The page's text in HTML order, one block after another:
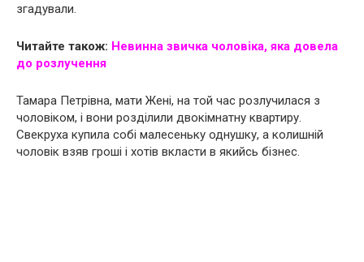
згадували.
Читайте також: Невинна звичка чоловіка, яка довела
до розлучення
Тамара Петрівна, мати Жені, на той час розлучилася з
чоловіком, і вони розділили двокімнатну квартиру.
Свекруха купила собі малесеньку однушку, а колишній
чоловік взяв гроші і хотів вкласти в якийсь бізнес.